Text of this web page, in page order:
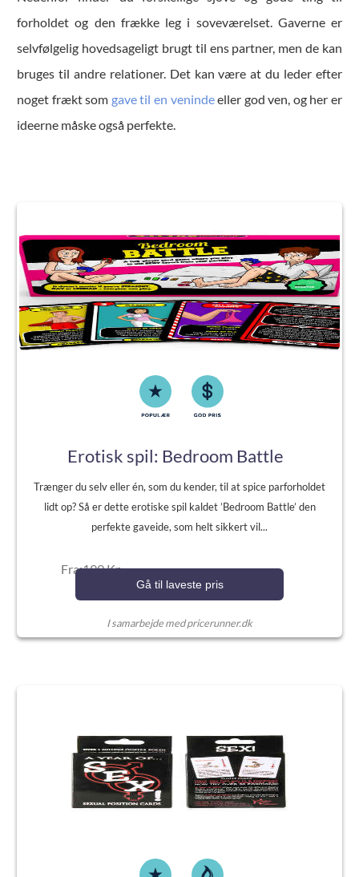
forholdet og den frække leg i soveværelset. Gaverne er
selvfølgelig hovedsageligt brugt til ens partner, men de kan
bruges til andre relationer. Det kan være at du leder efter
noget frækt som gave til en venindeeller god ven, og her er
ideerne måske også perfekte.
Erotisk spil: Bedroom Battle
Trænger du selv eller én, som du kender, til at spice parforholdet
lidt op? Så er dette erotiske spil kaldet ’Bedroom Battle’ den
perfekte gaveide, som helt sikkert vil...
Fra:199 Kr.
Gå til laveste pris
I samarbejde med pricerunner.dk